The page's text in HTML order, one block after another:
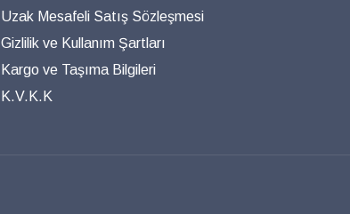
Uzak Mesafeli Satış Sözleşmesi
Gizlilik ve Kullanım Şartları
Kargo ve Taşıma Bilgileri
K.V.K.K